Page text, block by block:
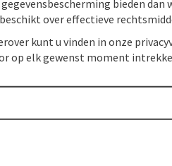
gegevensbescherming bieden
over effectieve
kunt u vinden in onze
op elk gewenst moment